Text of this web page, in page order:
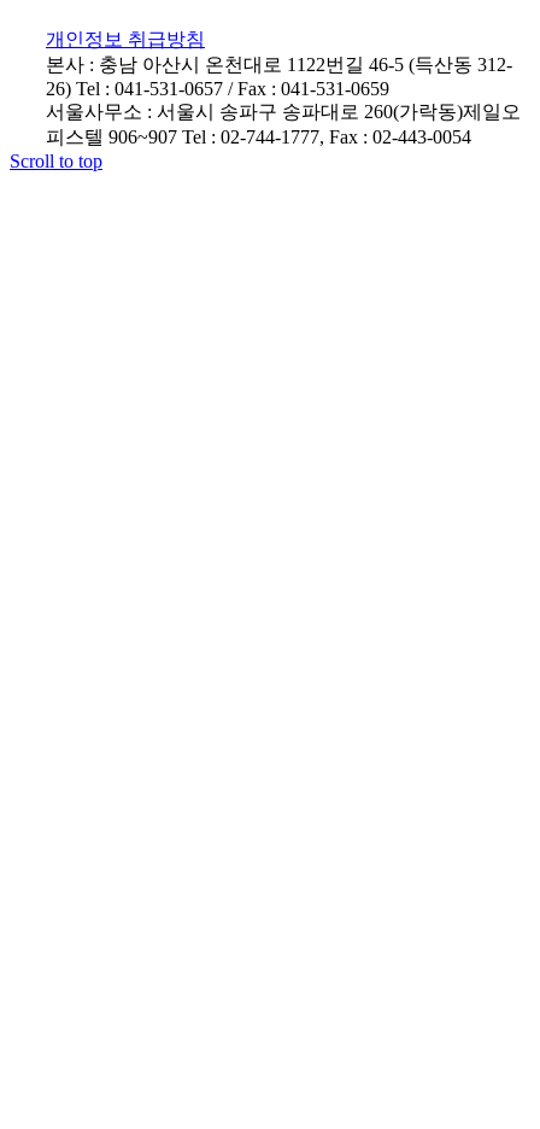
개인정보 취급방침
본사 : 충남 아산시 온천대로 1122번길 46-5 (득산동 312-
26) Tel : 041-531-0657 / Fax : 041-531-0659
서울사무소 : 서울시 송파구 송파대로 260(가락동)제일오
피스텔 906~907 Tel : 02-744-1777, Fax : 02-443-0054
Scroll to top